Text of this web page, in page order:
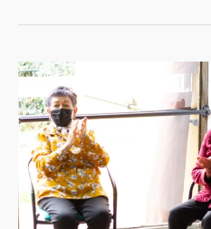
Cuidado
diurno
para
adultos
mayores:
acompañamiento
sin